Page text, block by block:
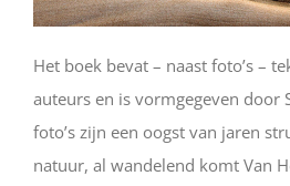
Het boek bevat – naast foto’s –
auteurs en is vormgegeven door
foto’s zijn een oogst van jaren
natuur, al wandelend komt Van